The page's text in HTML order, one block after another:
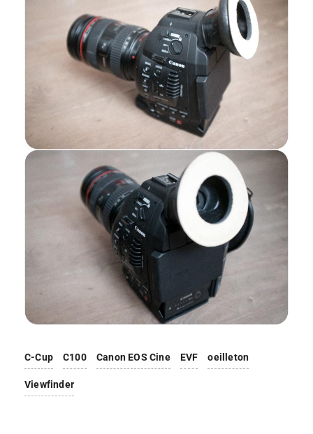
C-Cup C100 Canon EOS Cine EVF oeilleton
Viewfinder